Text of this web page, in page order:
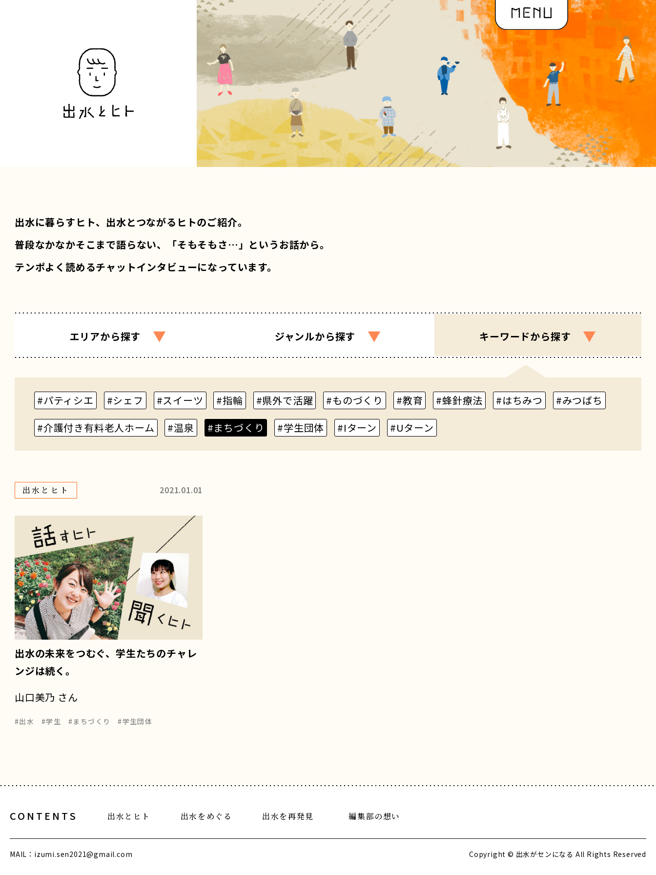
出水に暮らすヒト、出水とつながるヒトのご紹介。
普段なかなかそこまで語らない、「そもそもさ…」というお話から。
テンポよく読めるチャットインタビューになっています。
エリアから探す ▼ ジャンルから探す ▼ キーワードから探す ▼
#パティシエ #シェフ #スイーツ #指輪 #県外で活躍 #ものづくり #教育 #蜂針療法 #はちみつ
#みつばち
#介護付き有料老人ホーム
#温泉 #まちづくり #学生団体 #Iターン #Uターン
出水とヒト 2021.01.01
出水の未来をつむぐ、学生たちのチャレ
ンジは続く。
山口美乃 さん
#出水 #学生 #まちづくり #学生団体
CONTENTS 出水とヒト 出水をめぐる 出水を再発見 編集部の想い
MAIL： izumi.sen2021@gmail.com Copyright © 出水がセンになる All Rights Reserved